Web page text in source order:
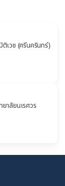
ติเวช (ศรีนครินทร์)
ยาลัยนเรศวร